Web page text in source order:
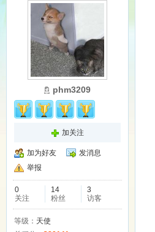
phm3209
加关注
加为好友
发消息
举报
0
关注
14
粉丝
3
访客
等级： 天使